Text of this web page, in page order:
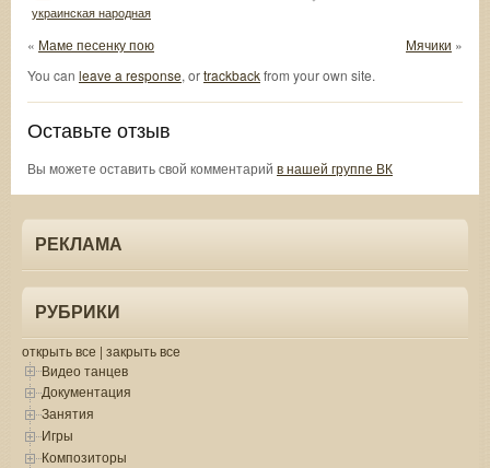
украинская народная
« Маме песенку пою Мячики »
You can leave a response, ortrackbackfrom your own site.
Оставьте отзыв
Вы можете оставить свой комментарий в нашей группе ВК
РЕКЛАМА
РУБРИКИ
открыть все | закрыть все
Видео танцев
Документация
Занятия
Игры
Композиторы